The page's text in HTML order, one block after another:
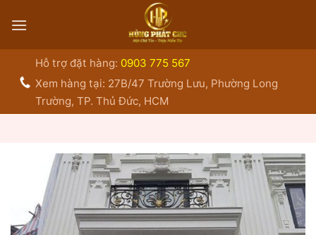
qua
Hỗ trợ đặt hàng: 0903 775 567
Xem hàng tại: 27B/47 Trường Lưu, Phường Long
Trường, TP. Thủ Đức, HCM